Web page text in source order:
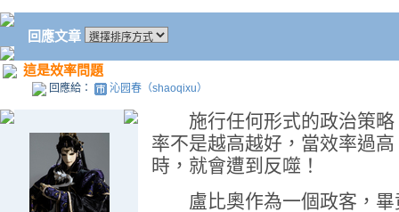
回應文章
這是效率問題
回應給： 沁园春（shaoqixu）
施行任何形式的政治策略
率不是越高越好，當效率過
時，就會遭到反噬！
盧比奧作為一個政客，畢